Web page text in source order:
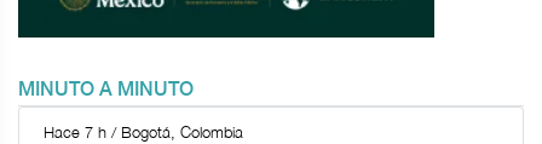
MINUTO A MINUTO
Hace 7 h / Bogotá, Colombia